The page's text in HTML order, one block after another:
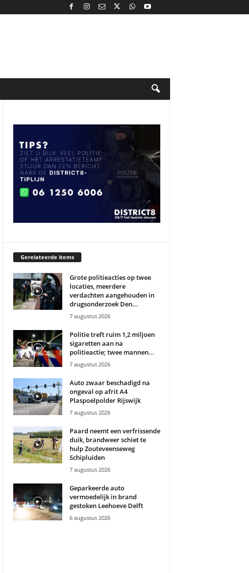
Gerelateerde items
Grote politieacties op twee
locaties, meerdere
verdachten aangehouden in
drugsonderzoek Den...
7 augustus 2026
Politie treft ruim 1,2 miljoen
sigaretten aan na
politieactie; twee mannen...
7 augustus 2026
Auto zwaar beschadigd na
ongeval op afrit A4
Plaspoelpolder Rijswijk
7 augustus 2026
Paard neemt een verfrissende
duik, brandweer schiet te
hulp Zouteveenseweg
Schipluiden
7 augustus 2026
Geparkeerde auto
vermoedelijk in brand
gestoken Leehoeve Delft
6 augustus 2026